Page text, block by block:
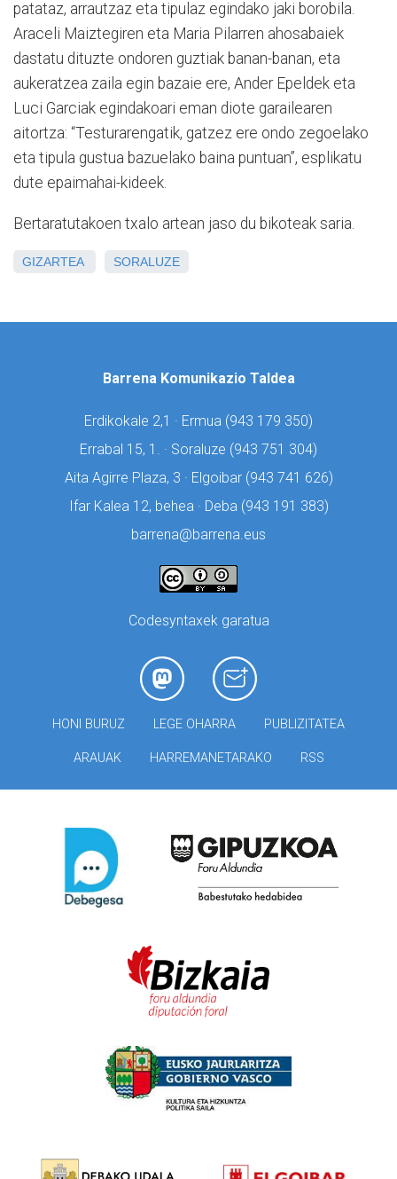
patataz, arrautzaz eta tipulaz egindako jaki borobila.
Araceli Maiztegiren eta Maria Pilarren ahosabaiek
dastatu dituzte ondoren guztiak banan-banan, eta
aukeratzea zaila egin bazaie ere, Ander Epeldek eta
Luci Garciak egindakoari eman diote garailearen
aitortza: “Testurarengatik, gatzez ere ondo zegoelako
eta tipula gustua bazuelako baina puntuan”, esplikatu
dute epaimahai-kideek.
Bertaratutakoen txalo artean jaso du bikoteak saria.
GIZARTEA SORALUZE
Barrena Komunikazio Taldea
Erdikokale 2,1 · Ermua (943 179 350)
Errabal 15, 1. · Soraluze (943 751 304)
Aita Agirre Plaza, 3 · Elgoibar (943 741 626)
Ifar Kalea 12, behea · Deba (943 191 383)
barrena@barrena.eus
Codesyntaxek garatua
HONI BURUZ LEGE OHARRA PUBLIZITATEA
ARAUAK HARREMANETARAKO RSS